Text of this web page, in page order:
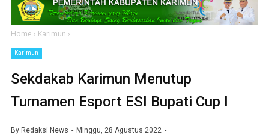
Home › Karimun ›
Karimun
Sekdakab Karimun Menutup
Turnamen Esport ESI Bupati Cup I
By Redaksi News Minggu, 28 Agustus 2022